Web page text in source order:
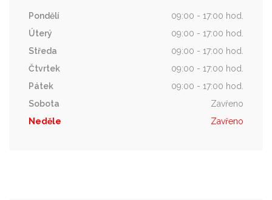
Pondělí
09:00 - 17:00 hod.
Úterý
09:00 - 17:00 hod.
Středa
09:00 - 17:00 hod.
Čtvrtek
09:00 - 17:00 hod.
Pátek
09:00 - 17:00 hod.
Sobota
Zavřeno
Neděle
Zavřeno